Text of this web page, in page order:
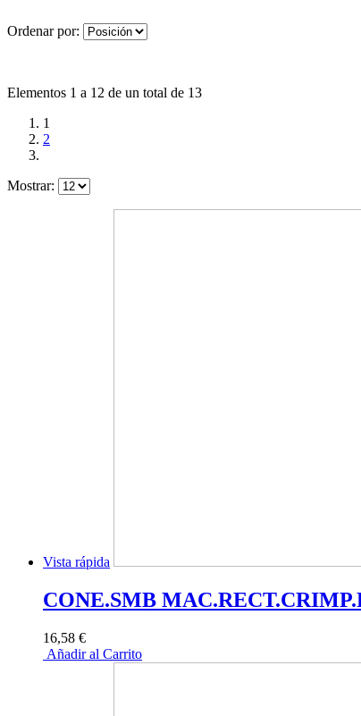
Ordenar por:
Elementos 1 a 12 de un total de 13
1
2
Mostrar:
Vista rápida
CONE.SMB
16,58 €
Añadir al Carrito